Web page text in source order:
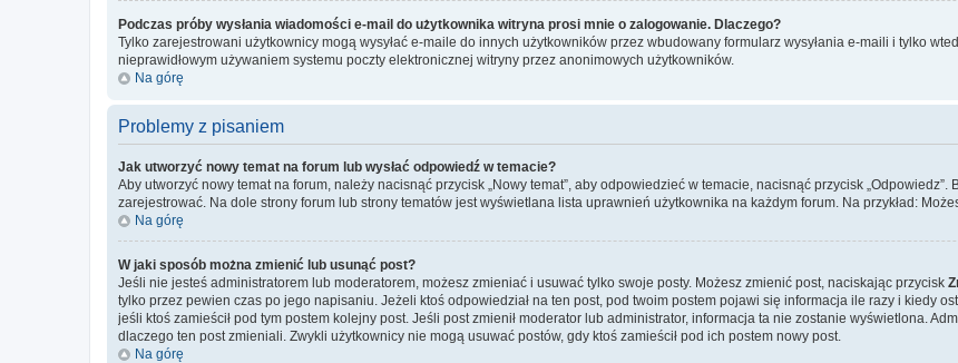
Podczas próby wysłania wiadomości e-mail do użytkownika witryna prosi mnie o zalogowanie. Dlaczego?
Tylko zarejestrowani użytkownicy mogą wysyłać e-maile do innych użytkowników przez wbudowany formularz wysyłania e-maili i tylko
nieprawidłowym używaniem systemu poczty elektronicznej witryny przez anonimowych użytkowników.
Na górę
Problemy z pisaniem
Jak utworzyć nowy temat na forum lub wysłać odpowiedź w temacie?
Aby utworzyć nowy temat na forum, należy nacisnąć przycisk „Nowy temat”, aby odpowiedzieć w temacie, nacisnąć przycisk
zarejestrować. Na dole strony forum lub strony tematów jest wyświetlana lista uprawnień użytkownika na każdym forum. Na przykład:
Na górę
W jaki sposób można zmienić lub usunąć post?
Jeśli nie jesteś administratorem lub moderatorem, możesz zmieniać i usuwać tylko swoje posty. Możesz zmienić post, naciskając przycisk
tylko przez pewien czas po jego napisaniu. Jeżeli ktoś odpowiedział na ten post, pod twoim postem pojawi się informacja ile razy i kiedy
jeśli ktoś zamieścił pod tym postem kolejny post. Jeśli post zmienił moderator lub administrator, informacja ta nie zostanie wyświetlona.
dlaczego ten post zmieniali. Zwykli użytkownicy nie mogą usuwać postów, gdy ktoś zamieścił pod ich postem nowy post.
Na górę